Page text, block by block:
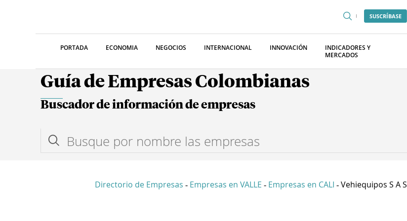
SUSCRÍBASE
PORTADA ECONOMIA NEGOCIOS INTERNACIONAL INNOVACIÓN
INDICADORES Y
MERCADOS
Guía de Empresas Colombianas
Buscador de información de empresas
Directorio de Empresas - Empresas en VALLE - Empresas en CALI - Vehiequipos S A S